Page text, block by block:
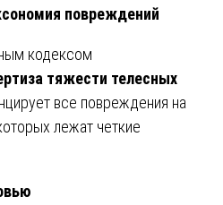
повреждений
кодексом
тяжести телесных
все повреждения на
лежат четкие